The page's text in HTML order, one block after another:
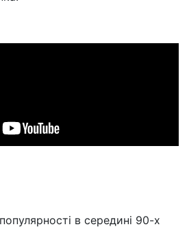
в середині 90-х